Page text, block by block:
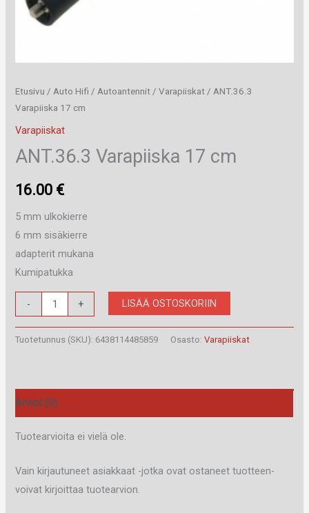
Etusivu / Auto Hifi / Autoantennit /Varapiiskat / ANT.36.3
Varapiiska 17 cm
Varapiiskat
ANT.36.3 Varapiiska 17 cm
16.00 €
5 mm ulkokierre
6 mm sisäkierre
adapterit mukana
Kumipatukka
-
ANT.36.3
Varapiiska
17
+ LISÄÄ OSTOSKORIIN
Tuotetunnus (SKU): 6438114485859 Osasto:Varapiiskat
Arviot (0)
Tuotearvioita ei vielä ole.
Vain kirjautuneet asiakkaat -jotka ovat ostaneet tuotteen-
voivat kirjoittaa tuotearvion.